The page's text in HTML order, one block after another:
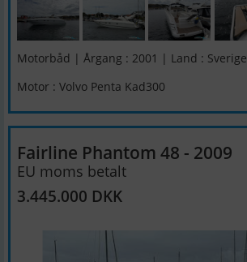
Motorbåd | Årgang : 2001 | Land : Sverige
Motor : Volvo Penta Kad300
Fairline Phantom 48 - 2009
EU moms betalt
3.445.000 DKK